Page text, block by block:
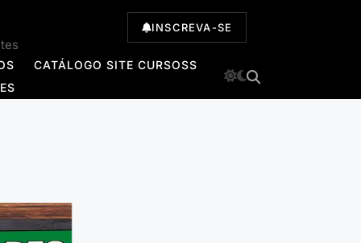
INSCREVA-SE
CATÁLOGO SITE CURSOSS